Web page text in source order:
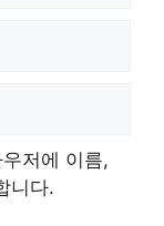
저에 이름,
니다.